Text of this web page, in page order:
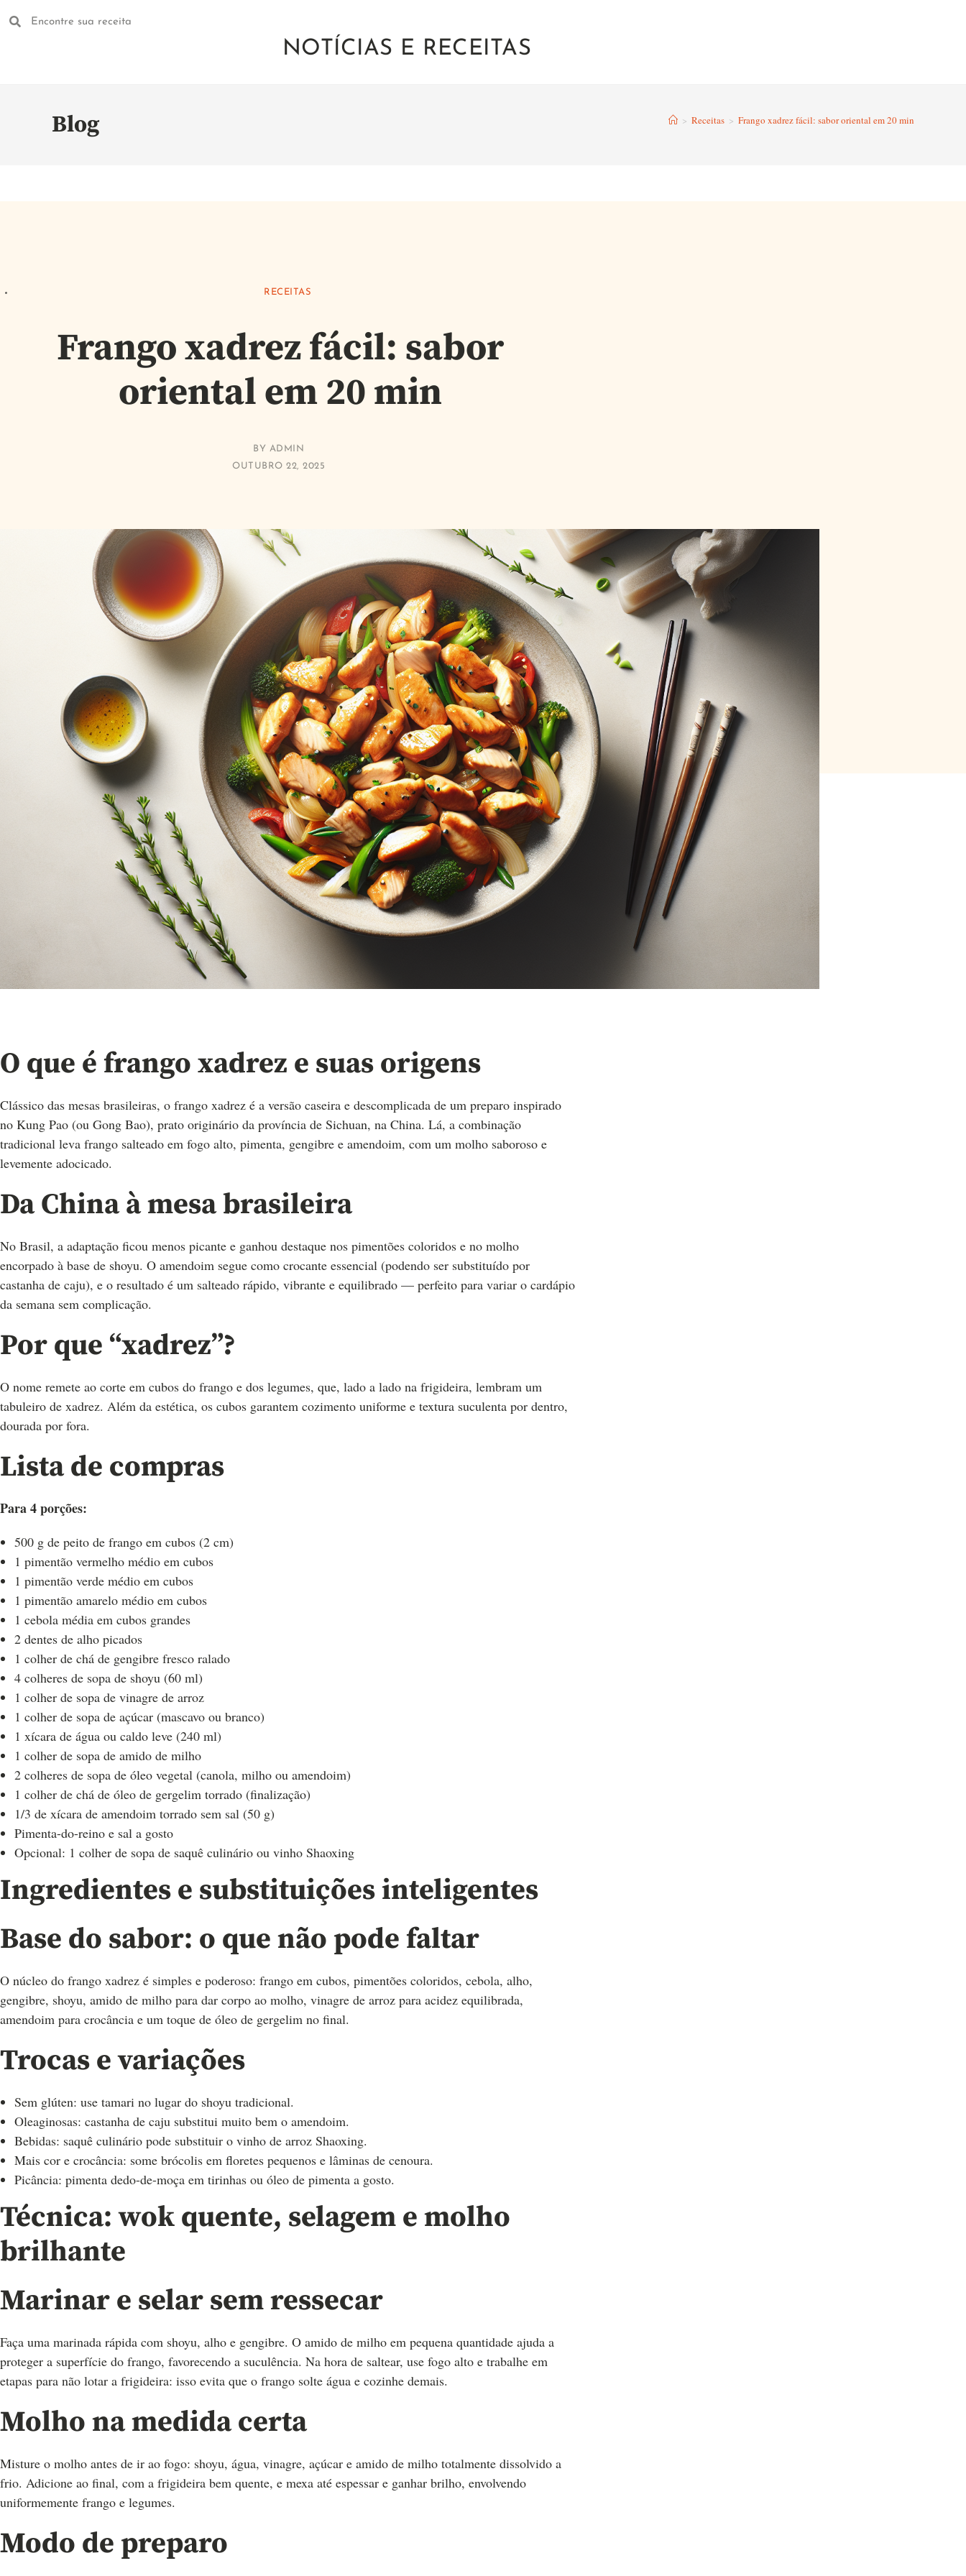
NOTÍCIAS E RECEITAS
Blog > Receitas > Frango xadrez fácil: sabor oriental em 20 min
RECEITAS
Frango xadrez fácil: sabor
oriental em 20 min
BY ADMIN
OUTUBRO 22, 2025
O que é frango xadrez e suas origens
Clássico das mesas brasileiras, o frango xadrez é a versão caseira e descomplicada de um preparo inspirado
no Kung Pao (ou Gong Bao), prato originário da província de Sichuan, na China. Lá, a combinação
tradicional leva frango salteado em fogo alto, pimenta, gengibre e amendoim, com um molho saboroso e
levemente adocicado.
Da China à mesa brasileira
No Brasil, a adaptação ficou menos picante e ganhou destaque nos pimentões coloridos e no molho
encorpado à base de shoyu. O amendoim segue como crocante essencial (podendo ser substituído por
castanha de caju), e o resultado é um salteado rápido, vibrante e equilibrado — perfeito para variar o cardápio
da semana sem complicação.
Por que “xadrez”?
O nome remete ao corte em cubos do frango e dos legumes, que, lado a lado na frigideira, lembram um
tabuleiro de xadrez. Além da estética, os cubos garantem cozimento uniforme e textura suculenta por dentro,
dourada por fora.
Lista de compras
Para 4 porções:
500 g de peito de frango em cubos (2 cm)
1 pimentão vermelho médio em cubos
1 pimentão verde médio em cubos
1 pimentão amarelo médio em cubos
1 cebola média em cubos grandes
2 dentes de alho picados
1 colher de chá de gengibre fresco ralado
4 colheres de sopa de shoyu (60 ml)
1 colher de sopa de vinagre de arroz
1 colher de sopa de açúcar (mascavo ou branco)
1 xícara de água ou caldo leve (240 ml)
1 colher de sopa de amido de milho
2 colheres de sopa de óleo vegetal (canola, milho ou amendoim)
1 colher de chá de óleo de gergelim torrado (finalização)
1/3 de xícara de amendoim torrado sem sal (50 g)
Pimenta-do-reino e sal a gosto
Opcional: 1 colher de sopa de saquê culinário ou vinho Shaoxing
Ingredientes e substituições inteligentes
Base do sabor: o que não pode faltar
O núcleo do frango xadrez é simples e poderoso: frango em cubos, pimentões coloridos, cebola, alho,
gengibre, shoyu, amido de milho para dar corpo ao molho, vinagre de arroz para acidez equilibrada,
amendoim para crocância e um toque de óleo de gergelim no final.
Trocas e variações
Sem glúten: use tamari no lugar do shoyu tradicional.
Oleaginosas: castanha de caju substitui muito bem o amendoim.
Bebidas: saquê culinário pode substituir o vinho de arroz Shaoxing.
Mais cor e crocância: some brócolis em floretes pequenos e lâminas de cenoura.
Picância: pimenta dedo-de-moça em tirinhas ou óleo de pimenta a gosto.
Técnica: wok quente, selagem e molho
brilhante
Marinar e selar sem ressecar
Faça uma marinada rápida com shoyu, alho e gengibre. O amido de milho em pequena quantidade ajuda a
proteger a superfície do frango, favorecendo a suculência. Na hora de saltear, use fogo alto e trabalhe em
etapas para não lotar a frigideira: isso evita que o frango solte água e cozinhe demais.
Molho na medida certa
Misture o molho antes de ir ao fogo: shoyu, água, vinagre, açúcar e amido de milho totalmente dissolvido a
frio. Adicione ao final, com a frigideira bem quente, e mexa até espessar e ganhar brilho, envolvendo
uniformemente frango e legumes.
Modo de preparo